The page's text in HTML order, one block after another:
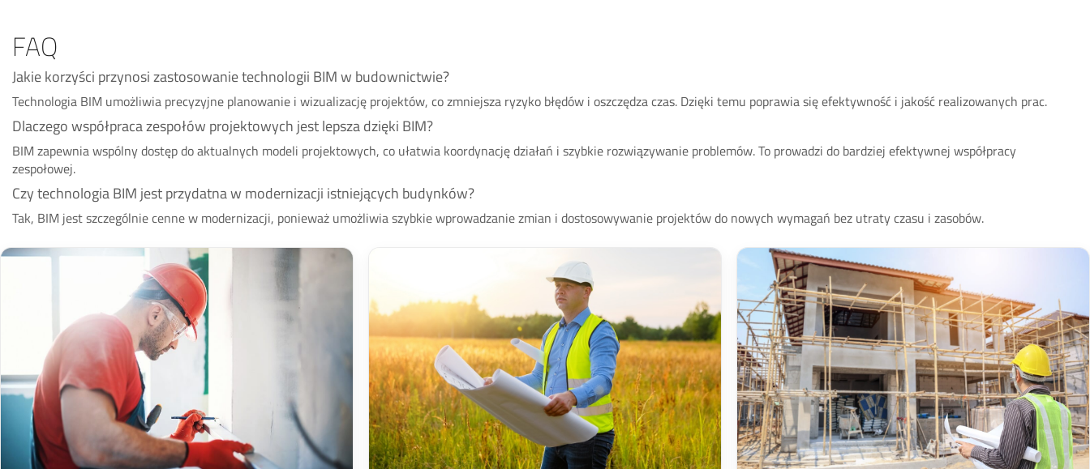
FAQ
Jakie korzyści przynosi zastosowanie technologii BIM w budownictwie?
Technologia BIM umożliwia precyzyjne planowanie i wizualizację projektów, co zmniejsza ryzyko błędów i oszczędza czas. Dzięki temu poprawia się efektywność i jakość realizowanych prac.
Dlaczego współpraca zespołów projektowych jest lepsza dzięki BIM?
BIM zapewnia wspólny dostęp do aktualnych modeli projektowych, co ułatwia koordynację działań i szybkie rozwiązywanie problemów. To prowadzi do bardziej efektywnej współpracy
zespołowej.
Czy technologia BIM jest przydatna w modernizacji istniejących budynków?
Tak, BIM jest szczególnie cenne w modernizacji, ponieważ umożliwia szybkie wprowadzanie zmian i dostosowywanie projektów do nowych wymagań bez utraty czasu i zasobów.